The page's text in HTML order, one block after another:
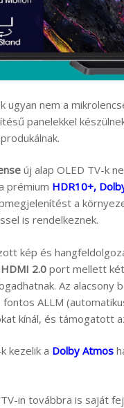
ugyan nem a
panelekkel
új alap OLED TV-k
prémium HDR10+,
a
is rendelkeznek.
kép és
HDMI 2.0 port mellett két
Az
ALLM
kínál, és támogatott
kezelik a Dolby Atmos
in továbbra is saját